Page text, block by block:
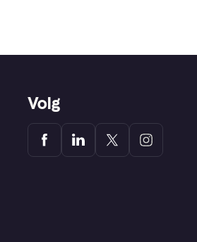
Volg